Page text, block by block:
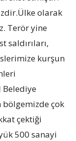
olarak
Terör yine
saldırıları,
kurşun
Belediye
bölgemizde çok
çektiği
500 sanayi